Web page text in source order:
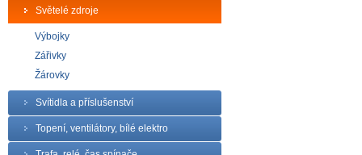
Světelé zdroje
Výbojky
Zářivky
Žárovky
Svítidla a příslušenství
Topení, ventilátory, bílé elektro